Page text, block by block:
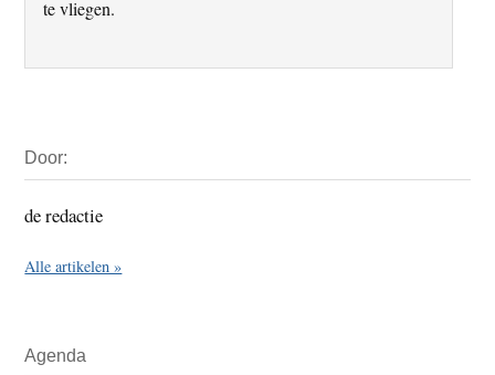
te vliegen.
Sidebar
Door:
de redactie
Alle artikelen »
Agenda